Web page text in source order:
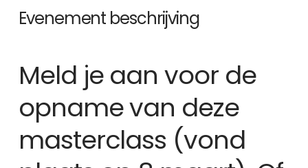
Evenement beschrijving
Meld je aan voor de
opname van deze
masterclass (vond